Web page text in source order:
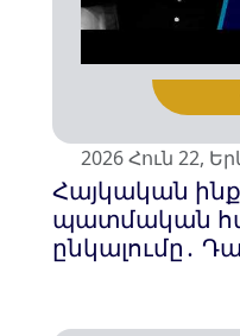
2026 Հուն 22,
Հայկական
պատմական
ընկալումը․